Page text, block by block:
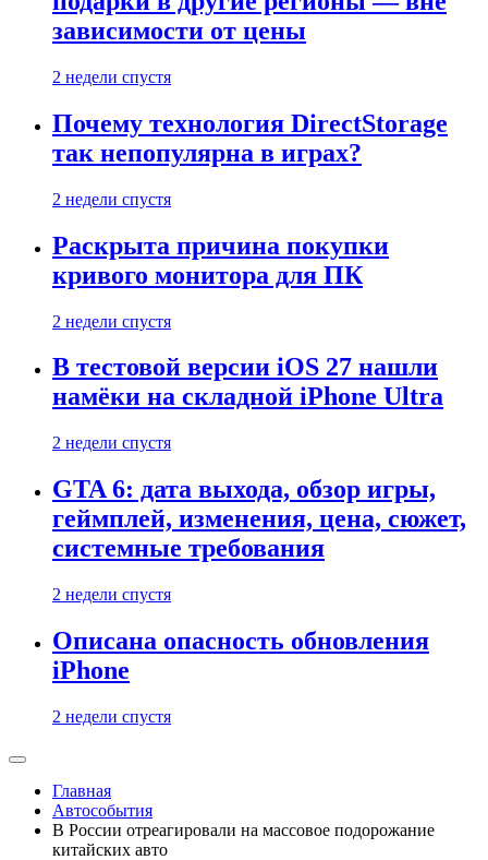
зависимости от цены
2 недели спустя
Почему технология DirectStorage
так непопулярна в играх?
2 недели спустя
Раскрыта причина покупки
кривого монитора для ПК
2 недели спустя
В тестовой версии iOS 27 нашли
намёки на складной iPhone Ultra
2 недели спустя
GTA 6: дата выхода, обзор игры,
геймплей, изменения, цена, сюжет,
системные требования
2 недели спустя
Описана опасность обновления
iPhone
2 недели спустя
Главная
Автособытия
В России отреагировали на массовое подорожание
китайских авто